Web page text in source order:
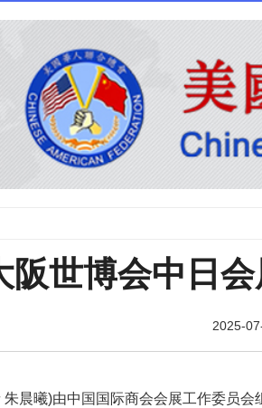
阪世博会中日
2025-
曦)由中国国际商会会展工作委员会